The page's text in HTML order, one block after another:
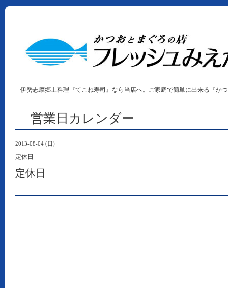
伊勢志摩郷土料理『てこね寿司』なら当店へ。ご家庭で簡単に出来る『か
営業日カレンダー
2013-08-04 (日)
定休日
定休日